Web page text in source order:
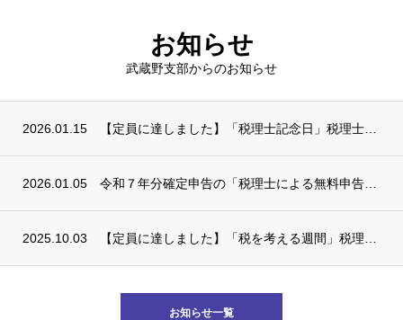
お知らせ
武蔵野支部からのお知らせ
2026.01.15
2026.01.05
2025.10.03
お知らせ一覧